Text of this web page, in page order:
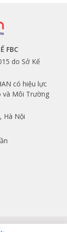
FBC
do Sở Kế
có hiệu lực
và Môi Trường
Hà Nội